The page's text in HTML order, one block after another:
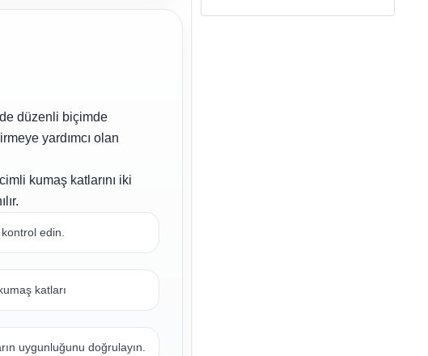
düzenli biçimde
yardımcı olan
kumaş katlarını iki
edin.
katları
uygunluğunu doğrulayın.